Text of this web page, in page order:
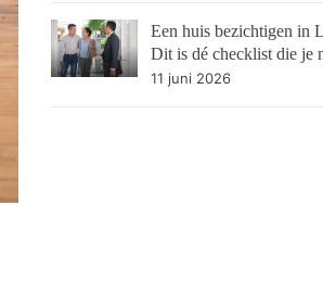
Een huis bezichtigen in
Dit is dé checklist die je
11 juni 2026